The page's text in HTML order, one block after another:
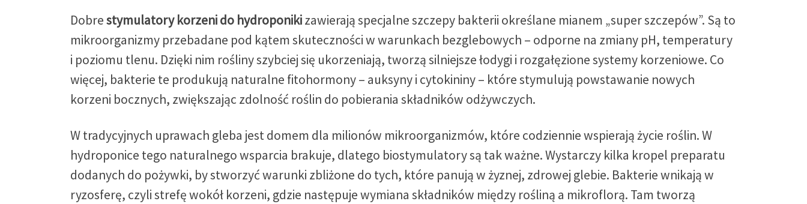
Dobrestymulatory korzeni do hydroponikizawierają specjalne szczepy bakterii określane mianem „super szczepów”. Są to
mikroorganizmy przebadane pod kątem skuteczności w warunkach bezglebowych – odporne na zmiany pH, temperatury
i poziomu tlenu. Dzięki nim rośliny szybciej się ukorzeniają, tworzą silniejsze łodygi i rozgałęzione systemy korzeniowe. Co
więcej, bakterie te produkują naturalne fitohormony – auksyny i cytokininy – które stymulują powstawanie nowych
korzeni bocznych, zwiększając zdolność roślin do pobierania składników odżywczych.
W tradycyjnych uprawach gleba jest domem dla milionów mikroorganizmów, które codziennie wspierają życie roślin. W
hydroponice tego naturalnego wsparcia brakuje, dlatego biostymulatory są tak ważne. Wystarczy kilka kropel preparatu
dodanych do pożywki, by stworzyć warunki zbliżone do tych, które panują w żyznej, zdrowej glebie. Bakterie wnikają w
ryzosferę, czyli strefę wokół korzeni, gdzie następuje wymiana składników między rośliną a mikroflorą. Tam tworzą